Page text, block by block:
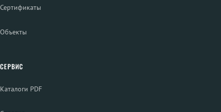
Сертификаты
Объекты
СЕРВИС
Каталоги PDF